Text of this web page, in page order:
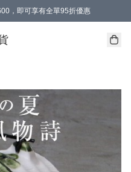
，即可享有全單95折優惠
費購物滿HK$680(折扣後），可享有